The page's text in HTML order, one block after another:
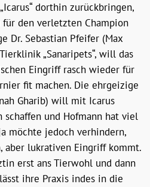
dorthin zurückbringen,
den verletzten Champion
Dr. Sebastian Pfeifer (Max
„Sanaripets“, will das
Eingriff rasch wieder für
fit machen. Die ehrgeizige
Gharib) will mit Icarus
und Hofmann hat viel
möchte jedoch verhindern,
aber lukrativen Eingriff kommt.
erst ans Tierwohl und dann
ihre Praxis indes in die